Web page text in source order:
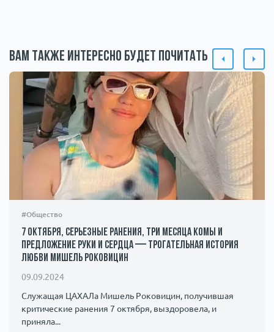
Вам также интересно будет почитать
#Общество
7 октября, серьезные ранения, три месяца комы и
предложение руки и сердца — трогательная история
любви Мишель Роковицин
09.09.2024
Служащая ЦАХАЛа Мишель Роковицин, получившая
критические ранения 7 октября, выздоровела, и
приняла...